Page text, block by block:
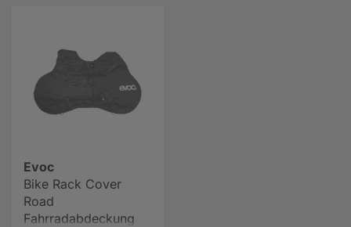
Evoc
Bike Rack Cover
Road
Fahrradabdeckung